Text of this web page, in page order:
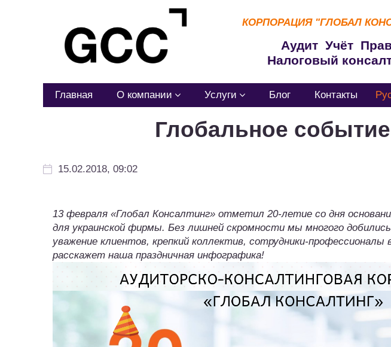
КОРПОРАЦИЯ "ГЛОБАЛ
Аудит Учёт
Налоговый
Главная О компании Услуги Блог Контакты
Глобальное
15.02.2018, 09:02
13 февраля «Глобал Консалтинг» отметил 20-летие со дня
для украинской фирмы. Без лишней скромности мы многого
уважение клиентов, крепкий коллектив, сотрудники-
расскажет наша праздничная инфографика!